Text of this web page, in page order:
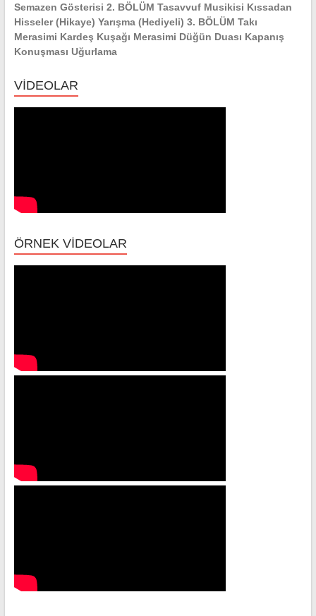
Semazen Gösterisi 2. BÖLÜM Tasavvuf Musikisi Kıssadan
Hisseler (Hikaye) Yarışma (Hediyeli) 3. BÖLÜM Takı
Merasimi Kardeş Kuşağı Merasimi Düğün Duası Kapanış
Konuşması Uğurlama
VİDEOLAR
ÖRNEK VİDEOLAR